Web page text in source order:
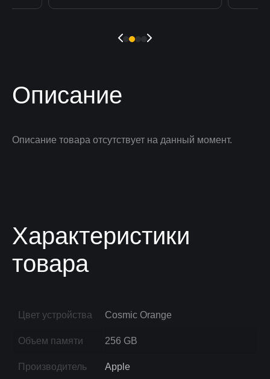
Описание
Описание товара отсутствует на данный момент.
Характеристики
товара
Цвет устройства Cosmic Orange
Объем памяти 256 GB
Производитель Apple